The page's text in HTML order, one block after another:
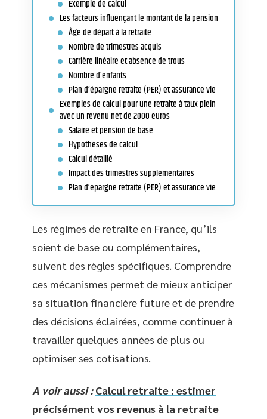
Exemple de calcul
Les facteurs influençant le montant de la pension
Âge de départ à la retraite
Nombre de trimestres acquis
Carrière linéaire et absence de trous
Nombre d’enfants
Plan d’épargne retraite (PER) et assurance vie
Exemples de calcul pour une retraite à taux plein
avec un revenu net de 2000 euros
Salaire et pension de base
Hypothèses de calcul
Calcul détaillé
Impact des trimestres supplémentaires
Plan d’épargne retraite (PER) et assurance vie
Les régimes de retraite en France, qu’ils
soient de base ou complémentaires,
suivent des règles spécifiques. Comprendre
ces mécanismes permet de mieux anticiper
sa situation financière future et de prendre
des décisions éclairées, comme continuer à
travailler quelques années de plus ou
optimiser ses cotisations.
A voir aussi : Calcul retraite : estimer
précisément vos revenus à la retraite